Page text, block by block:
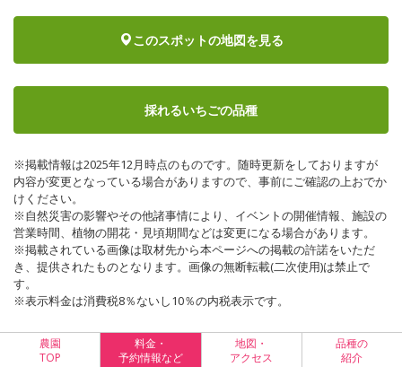
このスポットの地図を見る
採れるいちごの品種
※掲載情報は2025年12月時点のものです。随時更新をしておりますが
内容が変更となっている場合がありますので、事前にご確認の上おでか
けください。
※自然災害の影響やその他諸事情により、イベントの開催情報、施設の
営業時間、植物の開花・見頃期間などは変更になる場合があります。
※掲載されている画像は取材先から本ページへの掲載の許諾をいただ
き、提供されたものとなります。画像の無断転載(二次使用)は禁止で
す。
※表示料金は消費税8％ないし10％の内税表示です。
農園
TOP
料金・
予約情報など
地図・
アクセス
品種の
紹介